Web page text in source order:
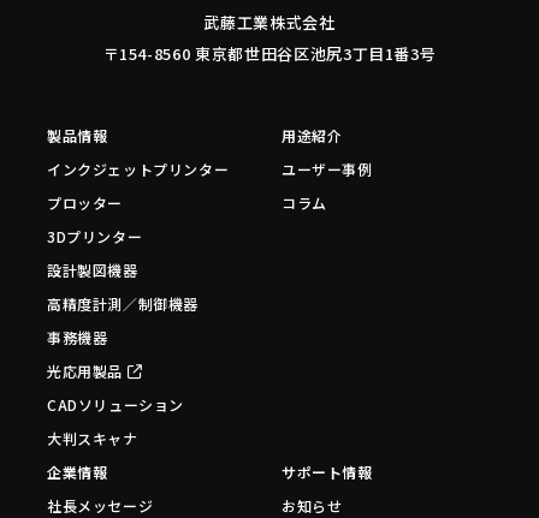
武藤工業株式会社
〒154-8560 東京都世田谷区池尻3丁目1番3号
製品情報
インクジェットプリンター
プロッター
3Dプリンター
設計製図機器
高精度計測／制御機器
事務機器
光応用製品
CADソリューション
大判スキャナ
用途紹介
ユーザー事例
コラム
企業情報
社長メッセージ
サポート情報
お知らせ